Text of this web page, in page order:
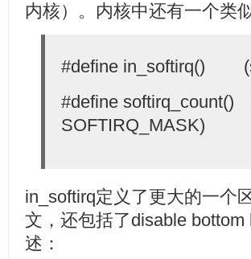
内核）。内核中还有一个类
#define in_softirq()
#define softirq_count()
SOFTIRQ_MASK)
in_softirq定义了更大的一个
文，还包括了disable
述：